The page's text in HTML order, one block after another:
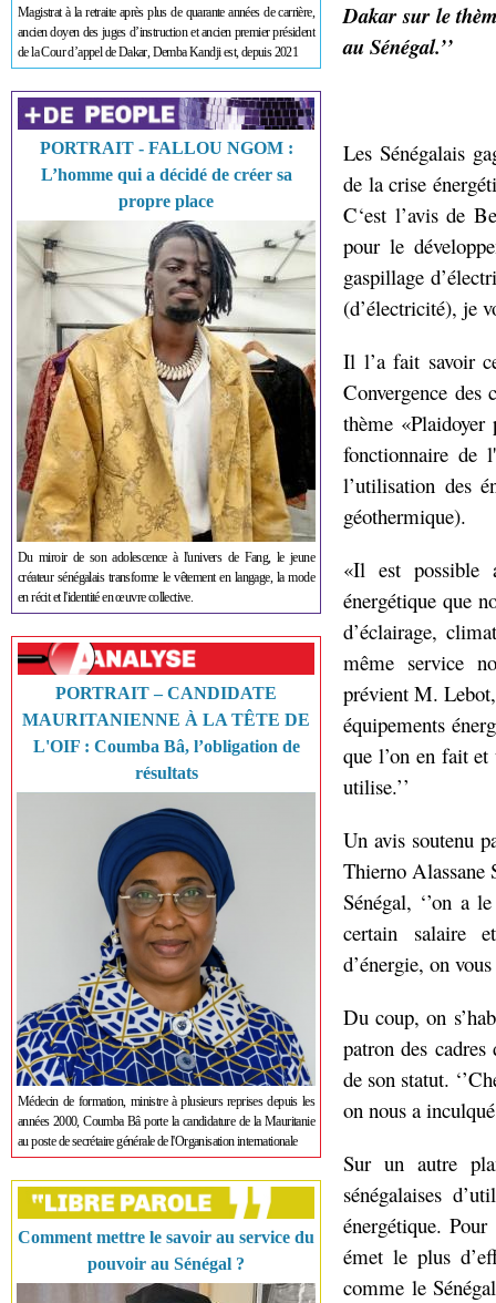
Magistrat à la retraite après plus de quarante années de carrière,
ancien doyen des juges d’instruction et ancien premier président
de la Cour d’appel de Dakar, Demba Kandji est, depuis 2021
PORTRAIT - FALLOU NGOM :
L’homme qui a décidé de créer sa
propre place
Du miroir de son adolescence à l'univers de Fang, le jeune
créateur sénégalais transforme le vêtement en langage, la mode
en récit et l'identité en œuvre collective.
PORTRAIT – CANDIDATE
MAURITANIENNE À LA TÊTE DE
L'OIF : Coumba Bâ, l’obligation de
résultats
Médecin de formation, ministre à plusieurs reprises depuis les
années 2000, Coumba Bâ porte la candidature de la Mauritanie
au poste de secrétaire générale de l'Organisation internationale
Comment mettre le savoir au service du
pouvoir au Sénégal ?
Dakar sur le
au Sénégal.’’
Les Sénégalais
de la crise
C‘est l’avis de
pour le
gaspillage
(d’électricité), je
Il l’a fait savoir
Convergence
thème
fonctionnaire de
l’utilisation des
géothermique).
«Il est possible
énergétique que
d’éclairage,
même service
prévient M. Lebot,
équipements
que l’on en fait
utilise.’’
Un avis soutenu
Thierno Alassane
Sénégal, ‘’on a
certain salaire
d’énergie, on
Du coup, on
patron des
de son statut.
on nous a
Sur un autre
sénégalaises
énergétique.
émet le plus
comme le